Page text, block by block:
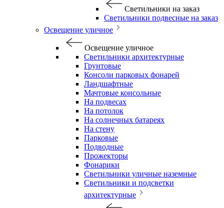
Светильники на заказ
Светильники подвесные на заказ
Освещение уличное
Освещение уличное
Светильники архитектурные
Грунтовые
Консоли парковых фонарей
Ландшафтные
Мачтовые консольные
На подвесах
На потолок
На солнечных батареях
На стену
Парковые
Подводные
Прожекторы
Фонарики
Светильники уличные наземные
Светильники и подсветки
архитектурные